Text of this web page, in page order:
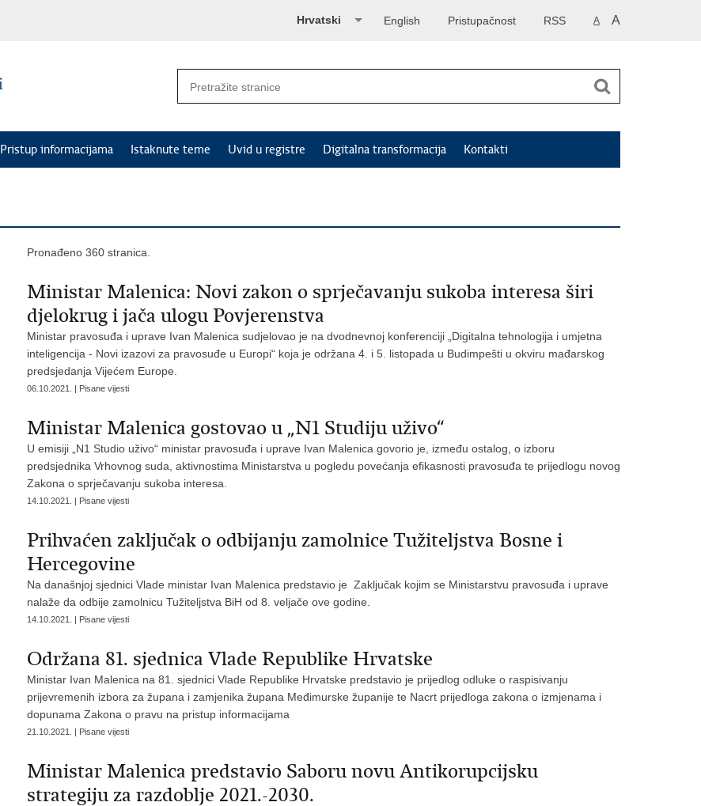
A A
RSS
Pristupačnost
English
Hrvatski
Pristup informacijama Istaknute teme Uvid u registre Digitalna transformacija Kontakti
Pronađeno 360 stranica.
Ministar Malenica: Novi zakon o sprječavanju sukoba interesa širi
djelokrug i jača ulogu Povjerenstva
Ministar pravosuđa i uprave Ivan Malenica sudjelovao je na dvodnevnoj konferenciji „Digitalna tehnologija i umjetna
inteligencija - Novi izazovi za pravosuđe u Europi“ koja je održana 4. i 5. listopada u Budimpešti u okviru mađarskog
predsjedanja Vijećem Europe.
06.10.2021. | Pisane vijesti
Ministar Malenica gostovao u „N1 Studiju uživo“
U emisiji „N1 Studio uživo“ ministar pravosuđa i uprave Ivan Malenica govorio je, između ostalog, o izboru
predsjednika Vrhovnog suda, aktivnostima Ministarstva u pogledu povećanja efikasnosti pravosuđa te prijedlogu novog
Zakona o sprječavanju sukoba interesa.
14.10.2021. | Pisane vijesti
Prihvaćen zaključak o odbijanju zamolnice Tužiteljstva Bosne i
Hercegovine
Na današnjoj sjednici Vlade ministar Ivan Malenica predstavio je Zaključak kojim se Ministarstvu pravosuđa i uprave
nalaže da odbije zamolnicu Tužiteljstva BiH od 8. veljače ove godine.
14.10.2021. | Pisane vijesti
Održana 81. sjednica Vlade Republike Hrvatske
Ministar Ivan Malenica na 81. sjednici Vlade Republike Hrvatske predstavio je prijedlog odluke o raspisivanju
prijevremenih izbora za župana i zamjenika župana Međimurske županije te Nacrt prijedloga zakona o izmjenama i
dopunama Zakona o pravu na pristup informacijama
21.10.2021. | Pisane vijesti
Ministar Malenica predstavio Saboru novu Antikorupcijsku
strategiju za razdoblje 2021.-2030.